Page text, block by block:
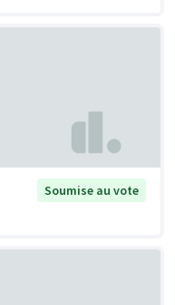
Soumise au vote